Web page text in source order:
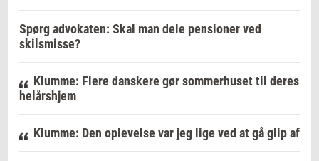
Spørg advokaten: Skal man dele pensioner ved
skilsmisse?
Klumme: Flere danskere gør sommerhuset til deres
helårshjem
Klumme: Den oplevelse var jeg lige ved at gå glip af